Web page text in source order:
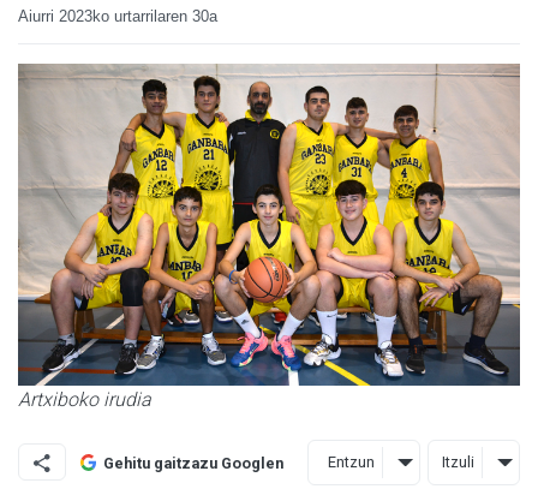
Aiurri 2023ko urtarrilaren 30a
Artxiboko irudia
Gehitu gaitzazu Googlen Entzun Itzuli